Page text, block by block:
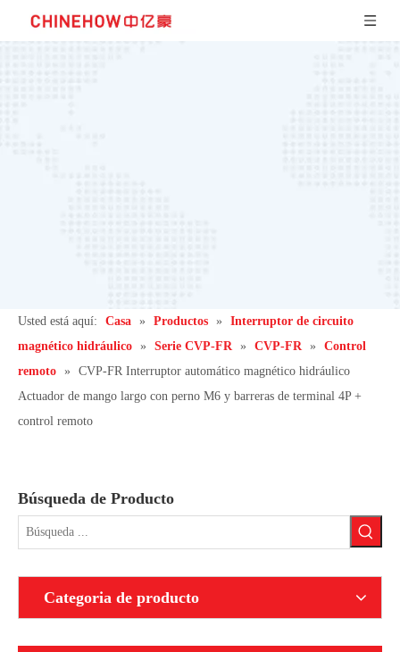
Usted está aquí: Casa » Productos »
Interruptor de circuito
magnético hidráulico » Serie CVP-FR » CVP-FR »
Control
remoto »
CVP-FR Interruptor automático magnético hidráulico
Actuador de mango largo con perno M6 y barreras de terminal 4P +
control remoto
Búsqueda de Producto
Categoria de producto